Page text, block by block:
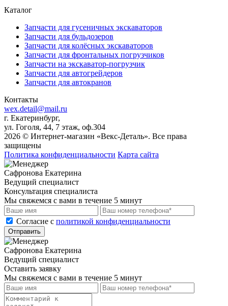
Каталог
Запчасти для гусеничных экскаваторов
Запчасти для бульдозеров
Запчасти для колёсных экскаваторов
Запчасти для фронтальных погрузчиков
Запчасти на экскаватор-погрузчик
Запчасти для автогрейдеров
Запчасти для автокранов
Контакты
wex.detail@mail.ru
г. Екатеринбург,
ул. Гоголя, 44, 7 этаж, оф.304
2026 © Интернет-магазин «Векс-Деталь». Все права
защищены
Политика конфиденциальности Карта сайта
Сафронова Екатерина
Ведущий специалист
Консультация специалиста
Мы свяжемся с вами в течение 5 минут
Cогласие с политикой конфиденциальности
Отправить
Сафронова Екатерина
Ведущий специалист
Оставить заявку
Мы свяжемся с вами в течение 5 минут